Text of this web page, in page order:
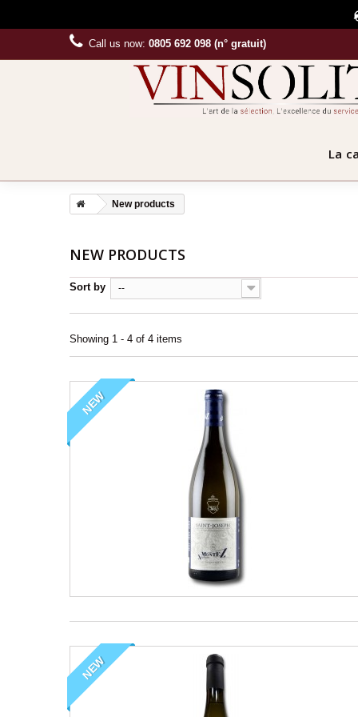
Call us now: 0805 692 098 (n° gratuit)
La
New products
NEW PRODUCTS
Sort by --
Showing 1 - 4 of 4 items
NEW
NEW